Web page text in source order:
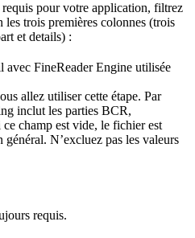
pour votre application, filtrez
trois premières colonnes (trois
et details) :
avec FineReader Engine utilisée
allez utiliser cette étape. Par
inclut les parties BCR,
champ est vide, le fichier est
général. N’excluez pas les valeurs
requis.